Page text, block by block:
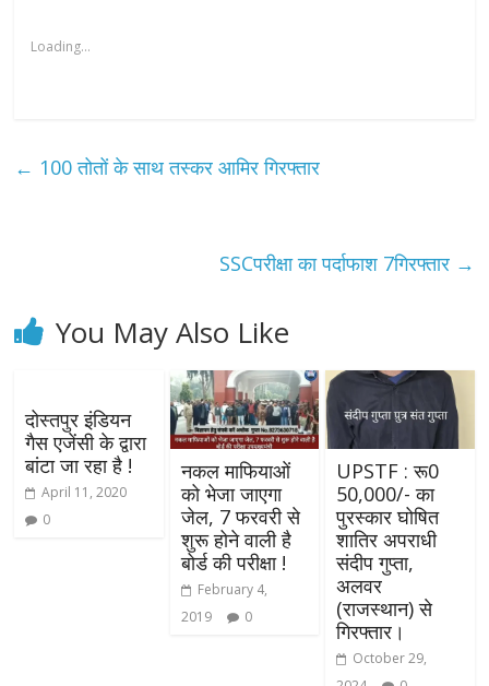
Loading...
← 100 तोतों के साथ तस्कर आमिर गिरफ्तार
SSCपरीक्षा का पर्दाफाश 7गिरफ्तार →
You May Also Like
दोस्तपुर इंडियन
गैस एजेंसी के द्वारा
बांटा जा रहा है !
April 11, 2020
0
नकल माफियाओं
को भेजा जाएगा
जेल, 7 फरवरी से
शुरू होने वाली है
बोर्ड की परीक्षा !
February 4,
2019
0
UPSTF : रू0
50,000/- का
पुरस्कार घोषित
शातिर अपराधी
संदीप गुप्ता,
अलवर
(राजस्थान) से
गिरफ्तार।
October 29,